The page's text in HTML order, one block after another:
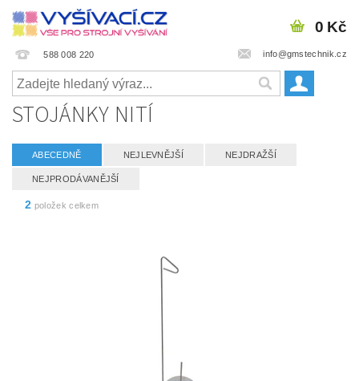
588 008 220 info@gmstechnik.cz
0 Kč
STOJÁNKY NITÍ
ABECEDNĚ NEJLEVNĚJŠÍ NEJDRAŽŠÍ
NEJPRODÁVANĚJŠÍ
2 položek celkem